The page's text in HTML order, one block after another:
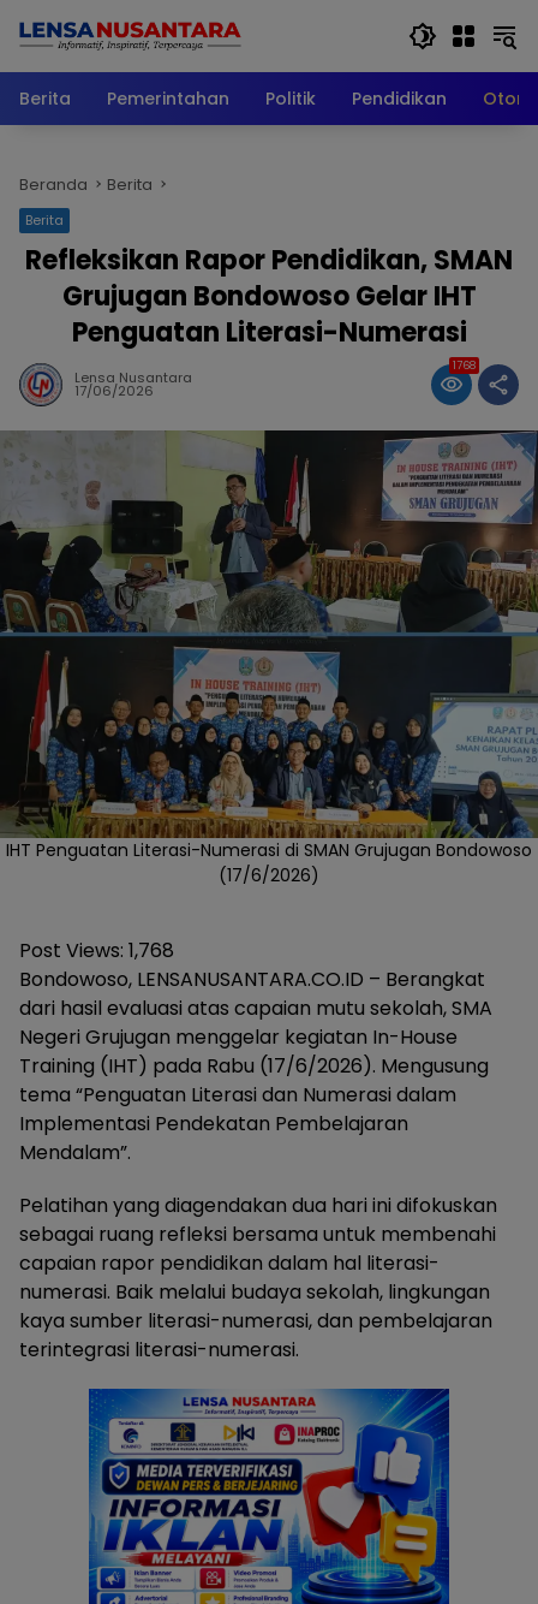
Berita
Pemerintahan Politik Pendidikan
Beranda Berita
Berita
Refleksikan Rapor Pendidikan, SMAN
Grujugan Bondowoso Gelar IHT
Penguatan Literasi-Numerasi
Lensa Nusantara
17/06/2026
1768
IHT Penguatan Literasi-Numerasi di SMAN Grujugan Bondowoso
(17/6/2026)
Post Views: 1,768
Bondowoso, LENSANUSANTARA.CO.ID – Berangkat
dari hasil evaluasi atas capaian mutu sekolah, SMA
Negeri Grujugan menggelar kegiatan In-House
Training (IHT) pada Rabu (17/6/2026). Mengusung
tema “Penguatan Literasi dan Numerasi dalam
Implementasi Pendekatan Pembelajaran
Mendalam”.
Pelatihan yang diagendakan dua hari ini difokuskan
sebagai ruang refleksi bersama untuk membenahi
capaian rapor pendidikan dalam hal literasi-
numerasi. Baik melalui budaya sekolah, lingkungan
kaya sumber literasi-numerasi, dan pembelajaran
terintegrasi literasi-numerasi.